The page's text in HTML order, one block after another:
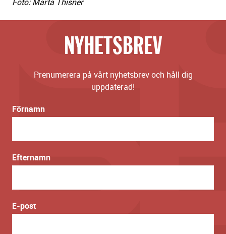
NYHETSBREV
Prenumerera på vårt nyhetsbrev och håll dig
uppdaterad!
Förnamn
Efternamn
E-post